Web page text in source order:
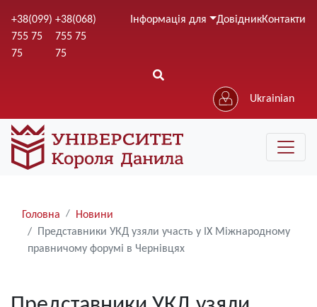
до
+38(099)
755 75
75
+38(068)
755 75
75
Інформація для ДовідникКонтакти
Ukrainian
Рядки
навіґації
Головна
Новини
Представники УКД узяли участь у IX Міжнародному
правничому форумі в Чернівцях